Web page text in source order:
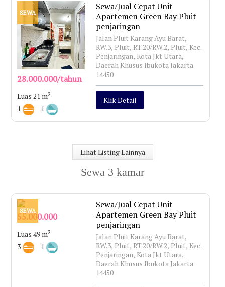
SEWA
28.000.000/tahun
Luas 21 m2
1 1
Sewa/Jual Cepat Unit
Apartemen Green Bay Pluit
penjaringan
Jalan Pluit Karang Ayu Barat,
RW.3, Pluit, RT.20/RW.2, Pluit, Kec.
Penjaringan, Kota Jkt Utara,
Daerah Khusus Ibukota Jakarta
14450
Klik Detail
Lihat Listing Lainnya
Sewa 3 kamar
SEWA
55.000.000
Luas 49 m2
3 1
Sewa/Jual Cepat Unit
Apartemen Green Bay Pluit
penjaringan
Jalan Pluit Karang Ayu Barat,
RW.3, Pluit, RT.20/RW.2, Pluit, Kec.
Penjaringan, Kota Jkt Utara,
Daerah Khusus Ibukota Jakarta
14450